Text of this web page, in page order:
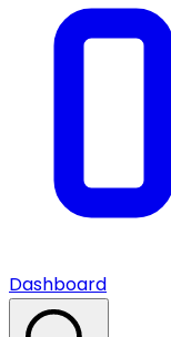
Dashboard